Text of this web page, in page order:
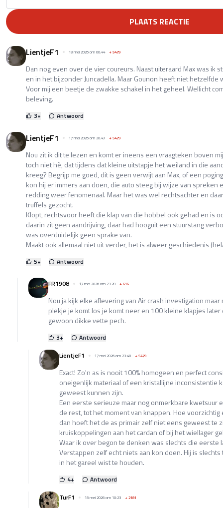
PLAATS REACTIE
LientjeF1 18 mei 2026 om 00:44 +5479
Dan nog even over de vier coureurs. Naast uiteraard Max was ik
en in het bijzonder Juncadella. Maar Gounon heeft niet
Voor mij een beetje de zwakke schakel in het geheel. Wellicht
beleving.
3+ Antwoord
LientjeF1 17 mei 2026 om 20:47 +5479
Nou zit ik dit te lezen en komt er ineens een vraagteken boven
toch niet hè, dat tijdens dat kleine uitstapje het weiland in die
kreeg? Begrijp me goed, dit is geen verwijt aan Max, of een
kon hij er immers aan doen, die auto steeg bij wijze van spreken
redding weer fenomenaal. Maar het was wel rechtsachter en
truffels gezocht.
Klopt, rechtsvoor heeft die klap van die hobbel ook gehad en is
daarin zit geen aandrijving, daar had hooguit een stuurstang
was overduidelijk geen sprake van.
Maakt ook allemaal niet uit verder, het is alweer geschiedenis
5+ Antwoord
FR1908 17 mei 2026 om 23:28 +616
Nou ja kijk elke aflevering van Air crash investigation
plekje je komt los je komt neer en 100 kleine klapjes
gewoon dikke vette pech.
3+
Antwoord
LientjeF1
17 mei 2026 om 23:48 +5479
Exact! Zo'n as is nooit 100% homogeen en perfect
oneigenlijk materiaal of een kristallijne inconsistentie
geweest kunnen zijn.
Een eerste serieuze maar nog onmerkbare kwetsuur
de rest, tot het moment van knappen. Hoe voorzichtig
dan hoeft het de as primair zelf niet eens geweest te
kruiskoppelingen aan het cardan of bij het wiellager
Waar ik over begon te denken was slechts die eerste
Verstappen zelf echt niets aan kon doen. Hij is
in het gareel wist te houden.
4+
Antwoord
TurF1
18 mei 2026 om 10:23 +2181